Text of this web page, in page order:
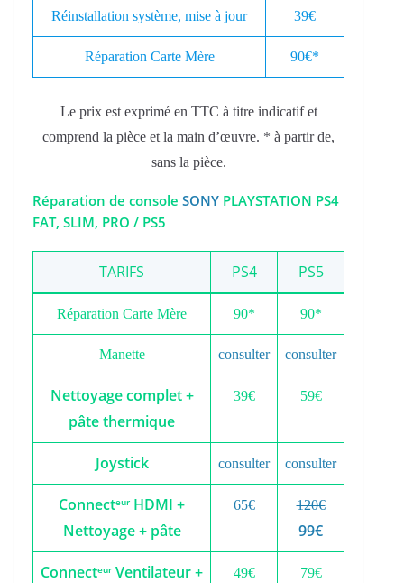
Réinstallation système, mise à jour 39€
Réparation Carte Mère 90€*
Le prix est exprimé en TTC à titre indicatif et
comprend la pièce et la main d’œuvre. * à partir de,
sans la pièce.
Réparation de console SONY PLAYSTATION PS4
FAT, SLIM, PRO / PS5
TARIFS PS4 PS5
Réparation Carte Mère 90* 90*
Manette consulter consulter
Nettoyage complet +
pâte thermique
39€ 59€
Joystick consulter consulter
Connecteur HDMI +
Nettoyage + pâte
65€ 120€
99€
Connecteur Ventilateur +
49€ 79€